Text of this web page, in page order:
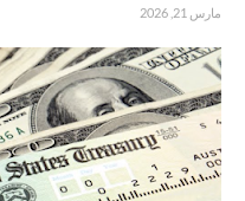
مارس 21, 2026